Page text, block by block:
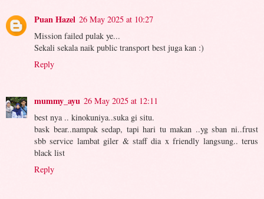
Puan Hazel 26 May 2025 at 10:27
Mission failed pulak ye...
Sekali sekala naik public transport best juga kan :)
Reply
mummy_ayu 26 May 2025 at 12:11
best nya .. kinokuniya..suka gi situ.
bask bear..nampak sedap, tapi hari tu makan ..yg sban ni..frust
sbb service lambat giler & staff dia x friendly langsung.. terus
black list
Reply